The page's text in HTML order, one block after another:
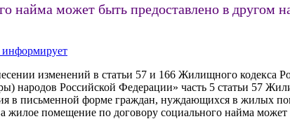
найма может быть предоставлено в другом
информирует
изменений в статьи 57 и 166 Жилищного кодекса
народов Российской Федерации» часть 5 статьи 57
в письменной форме граждан, нуждающихся в жилых
жилое помещение по договору социального найма